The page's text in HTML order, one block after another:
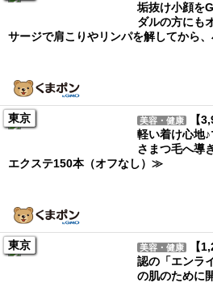
垢抜け小顔を
ダルの方にも
サージで肩こりやリンパを解してから
東京
美容・健康
【
軽い着け心地
さまつ毛へ導
エクステ150本（オフなし）≫
東京
美容・健康
【
認の「エンラ
の肌のために